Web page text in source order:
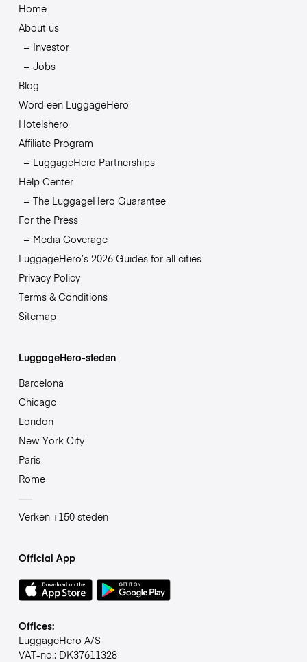
Home
About us
Investor
Jobs
Blog
Word een LuggageHero
Hotelshero
Affiliate Program
LuggageHero Partnerships
Help Center
The LuggageHero Guarantee
For the Press
Media Coverage
LuggageHero’s 2026 Guides for all cities
Privacy Policy
Terms & Conditions
Sitemap
LuggageHero-steden
Barcelona
Chicago
London
New York City
Paris
Rome
Verken +150 steden
Official App
Offices:
LuggageHero A/S
VAT-no.: DK37611328